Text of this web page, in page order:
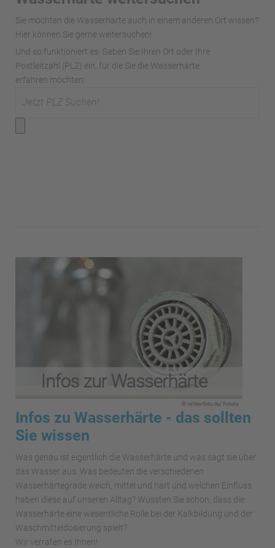
Sie möchten die Wasserhärte auch in einem anderen Ort wissen?
Hier können Sie gerne weitersuchen!
Und so funktioniert es: Geben Sie Ihren Ort oder Ihre
Postleitzahl (PLZ) ein, für die Sie die Wasserhärte
erfahren möchten:
Infos zu Wasserhärte - das sollten
Sie wissen
Was genau ist eigentlich die Wasserhärte und was sagt sie über
das Wasser aus. Was bedeuten die verschiedenen
Wasserhärtegrade weich, mittel und hart und welchen Einfluss
haben diese auf unseren Alltag? Wussten Sie schon, dass die
Wasserhärte eine wesentliche Rolle bei der Kalkbildung und der
Waschmitteldosierung spielt?
Wir verraten es Ihnen!